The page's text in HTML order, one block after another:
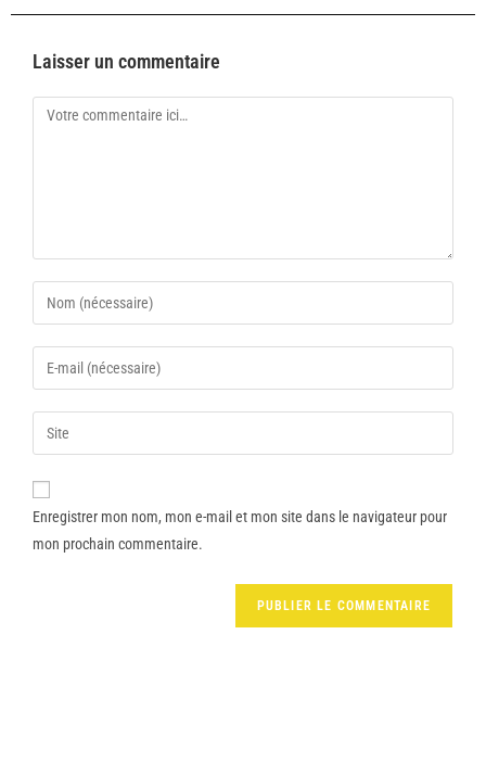
Laisser un commentaire
Enregistrer mon nom, mon e-mail et mon site dans le navigateur pour
mon prochain commentaire.